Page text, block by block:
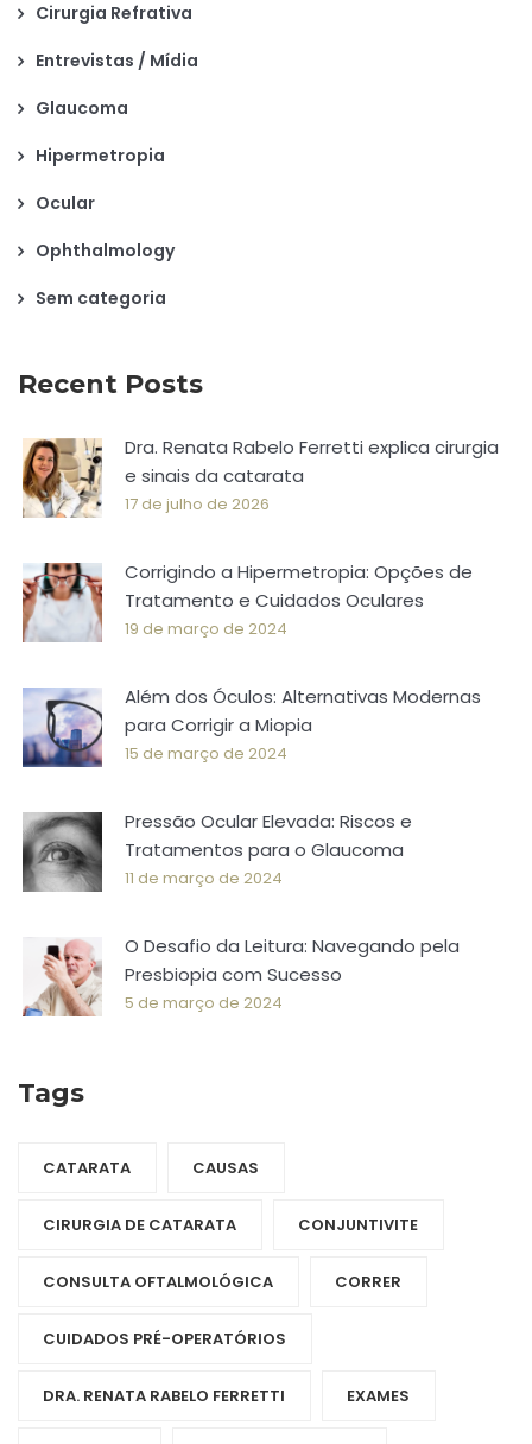
Cirurgia Refrativa
Entrevistas / Mídia
Glaucoma
Hipermetropia
Ocular
Ophthalmology
Sem categoria
Recent Posts
Dra. Renata Rabelo Ferretti explica cirurgia
e sinais da catarata
17 de julho de 2026
Corrigindo a Hipermetropia: Opções de
Tratamento e Cuidados Oculares
19 de março de 2024
Além dos Óculos: Alternativas Modernas
para Corrigir a Miopia
15 de março de 2024
Pressão Ocular Elevada: Riscos e
Tratamentos para o Glaucoma
11 de março de 2024
O Desafio da Leitura: Navegando pela
Presbiopia com Sucesso
5 de março de 2024
Tags
CATARATA CAUSAS
CIRURGIA DE CATARATA CONJUNTIVITE
CONSULTA OFTALMOLÓGICA CORRER
CUIDADOS PRÉ-OPERATÓRIOS
DRA. RENATA RABELO FERRETTI EXAMES